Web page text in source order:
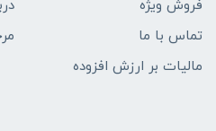
فروش ویژه
تماس با ما
مالیات بر ارزش افزوده